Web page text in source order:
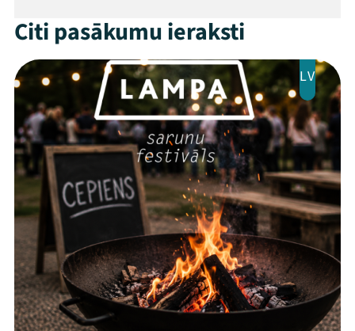
ThreadsFacebookYoutube
X Instagram
Flick TikTok
Citi pasākumu ieraksti
LV